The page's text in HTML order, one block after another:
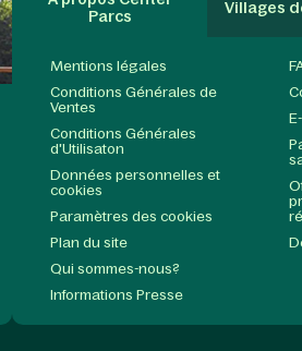
Parcs
Villages
Mentions légales
Conditions Générales de
Ventes
Conditions Générales
d'Utilisaton
Données personnelles et
cookies
Paramètres des cookies
Plan du site
Qui sommes-nous?
Informations Presse